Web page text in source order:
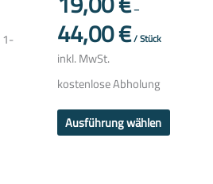
–
44,00€/Stück
inkl. MwSt.
kostenlose Abholung
Ausführung wählen